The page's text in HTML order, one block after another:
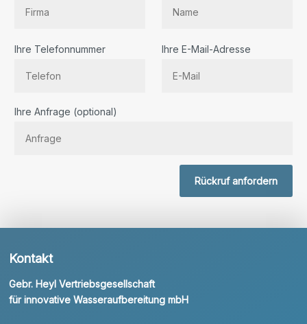
Ihre Telefonnummer Ihre E-Mail-Adresse
Ihre Anfrage (optional)
Rückruf anfordern
Kontakt
Gebr. Heyl Vertriebsgesellschaft
für innovative Wasseraufbereitung mbH